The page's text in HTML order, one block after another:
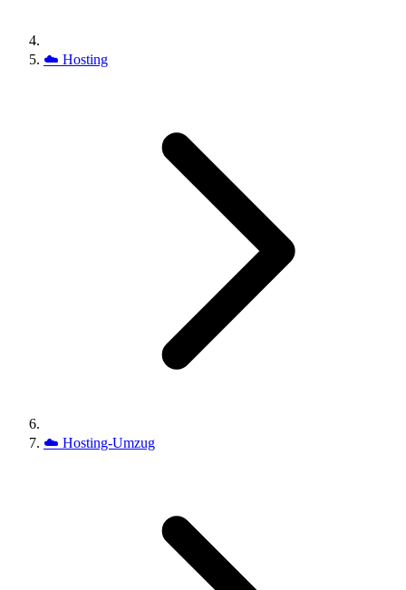
☁️ Hosting
☁️ Hosting-Umzug